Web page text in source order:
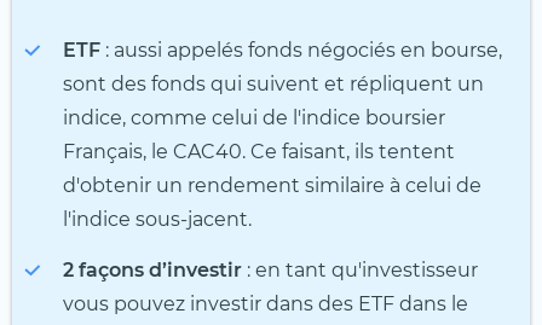
ETF : aussi appelés fonds négociés en bourse,
sont des fonds qui suivent et répliquent un
indice, comme celui de l'indice boursier
Français, le CAC40. Ce faisant, ils tentent
d'obtenir un rendement similaire à celui de
l'indice sous-jacent.
2 façons d’investir : en tant qu'investisseur
vous pouvez investir dans des ETF dans le